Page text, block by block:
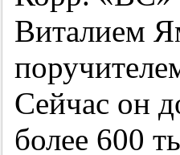
Виталием
Сейчас он
более 600